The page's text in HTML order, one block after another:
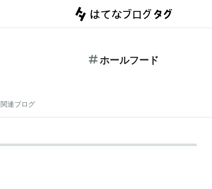
ホールフード
関連ブログ